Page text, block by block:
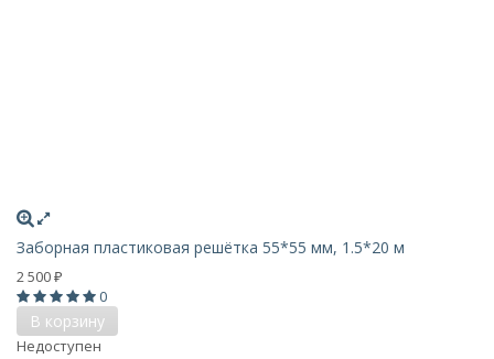
Заборная пластиковая решётка 55*55 мм, 1.5*20 м
2 500 ₽
0
В корзину
Недоступен